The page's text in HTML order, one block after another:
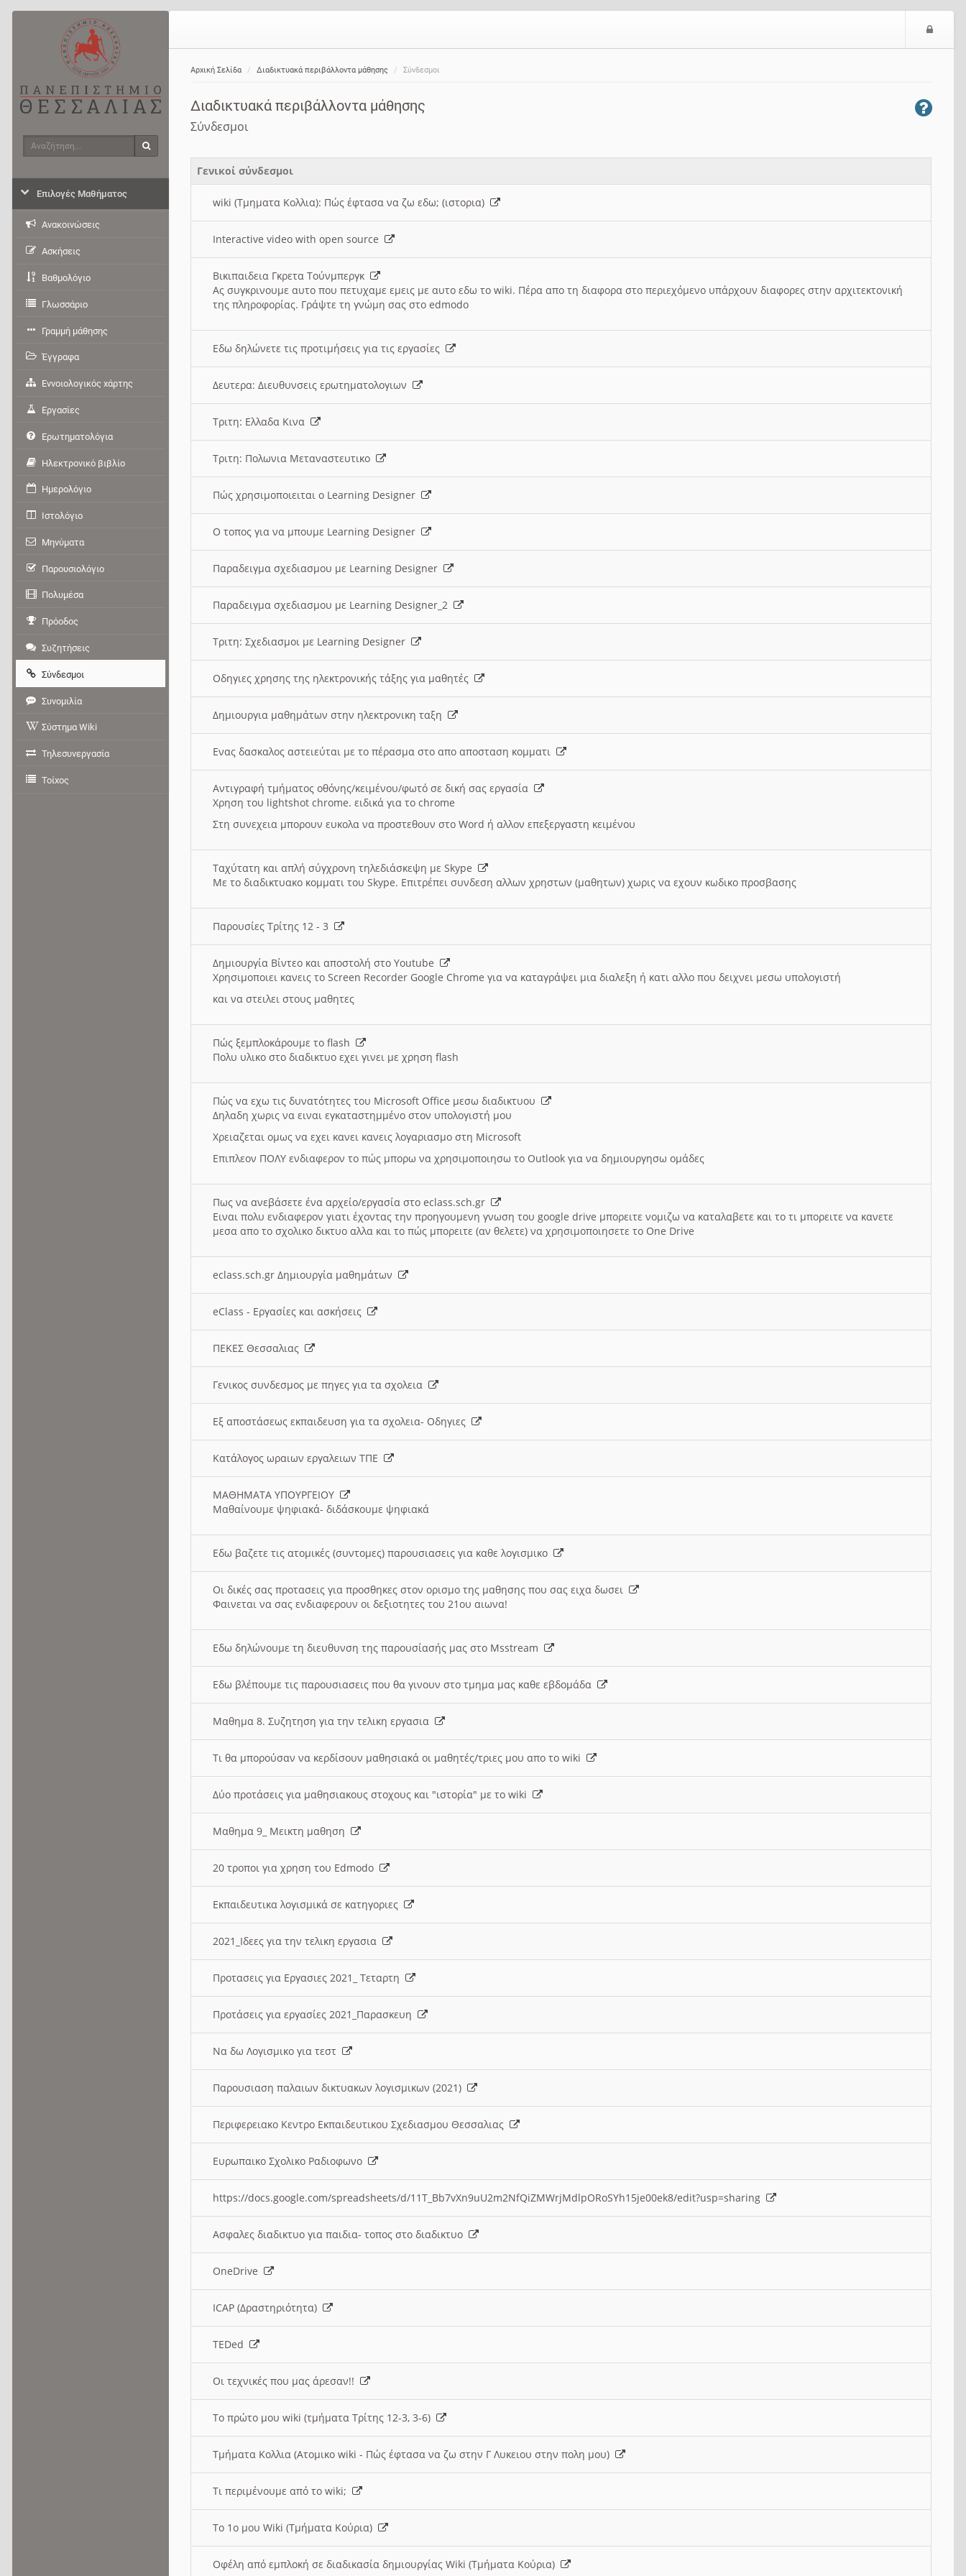
Αρχική Σελίδα Διαδικτυακά περιβάλλοντα μάθησης Σύνδεσμοι
Διαδικτυακά περιβάλλοντα μάθησης
Σύνδεσμοι
Γενικοί σύνδεσμοι
wiki (Τμηματα Κολλια): Πώς έφτασα να ζω εδω; (ιστορια)
Interactive video with open source
Βικιπαιδεια Γκρετα Τούνμπεργκ
Ας συγκρινουμε αυτο που πετυχαμε εμεις με αυτο εδω το wiki. Πέρα απο τη διαφορα στο περιεχόμενο υπάρχουν διαφορες στην αρχιτεκτονική
της πληροφορίας. Γράψτε τη γνώμη σας στο edmodo
Εδω δηλώνετε τις προτιμήσεις για τις εργασίες
Δευτερα: Διευθυνσεις ερωτηματολογιων
Τριτη: Ελλαδα Κινα
Τριτη: Πολωνια Μεταναστευτικο
Πώς χρησιμοποιειται ο Learning Designer
O τοπος για να μπουμε Learning Designer
Παραδειγμα σχεδιασμου με Learning Designer
Παραδειγμα σχεδιασμου με Learning Designer_2
Τριτη: Σχεδιασμοι με Learning Designer
Οδηγιες χρησης της ηλεκτρονικής τάξης για μαθητές
Δημιουργια μαθημάτων στην ηλεκτρονικη ταξη
Ενας δασκαλος αστειεύται με το πέρασμα στο απο αποσταση κομματι
Αντιγραφή τμήματος οθόνης/κειμένου/φωτό σε δική σας εργασία
Χρηση του lightshot chrome. ειδικά για το chrome
Στη συνεχεια μπορουν ευκολα να προστεθουν στο Word ή αλλον επεξεργαστη κειμένου
Ταχύτατη και απλή σύγχρονη τηλεδιάσκεψη με Skype
Με το διαδικτυακο κομματι του Skype. Επιτρέπει συνδεση αλλων χρηστων (μαθητων) χωρις να εχουν κωδικο προσβασης
Παρουσίες Τρίτης 12 - 3
Δημιουργία Βίντεο και αποστολή στο Youtube
Χρησιμοποιει κανεις το Screen Recorder Google Chrome για να καταγράψει μια διαλεξη ή κατι αλλο που δειχνει μεσω υπολογιστή
και να στειλει στους μαθητες
Πώς ξεμπλοκάρουμε το flash
Πολυ υλικο στο διαδικτυο εχει γινει με χρηση flash
Πώς να εχω τις δυνατότητες του Microsoft Office μεσω διαδικτυου
Δηλαδη χωρις να ειναι εγκαταστημμένο στον υπολογιστή μου
Χρειαζεται ομως να εχει κανει κανεις λογαριασμο στη Microsoft
Επιπλεον ΠΟΛΥ ενδιαφερον το πώς μπορω να χρησιμοποιησω το Outlook για να δημιουργησω ομάδες
Πως να ανεβάσετε ένα αρχείο/εργασία στο eclass.sch.gr
Ειναι πολυ ενδιαφερον γιατι έχοντας την προηγουμενη γνωση του google drive μπορειτε νομιζω να καταλαβετε και το τι μπορειτε να κανετε
μεσα απο το σχολικο δικτυο αλλα και το πώς μπορειτε (αν θελετε) να χρησιμοποιησετε το One Drive
eclass.sch.gr Δημιουργία μαθημάτων
eClass - Εργασίες και ασκήσεις
ΠΕΚΕΣ Θεσσαλιας
Γενικος συνδεσμος με πηγες για τα σχολεια
Εξ αποστάσεως εκπαιδευση για τα σχολεια- Οδηγιες
Κατάλογος ωραιων εργαλειων ΤΠΕ
ΜΑΘΗΜΑΤΑ ΥΠΟΥΡΓΕΙΟΥ
Μαθαίνουμε ψηφιακά- διδάσκουμε ψηφιακά
Εδω βαζετε τις ατομικές (συντομες) παρουσιασεις για καθε λογισμικο
Οι δικές σας προτασεις για προσθηκες στον ορισμο της μαθησης που σας ειχα δωσει
Φαινεται να σας ενδιαφερουν οι δεξιοτητες του 21ου αιωνα!
Εδω δηλώνουμε τη διευθυνση της παρουσίασής μας στο Msstream
Εδω βλέπουμε τις παρουσιασεις που θα γινουν στο τμημα μας καθε εβδομάδα
Μαθημα 8. Συζητηση για την τελικη εργασια
Τι θα μπορούσαν να κερδίσουν μαθησιακά οι μαθητές/τριες μου απο το wiki
Δύο προτάσεις για μαθησιακους στοχους και "ιστορία" με το wiki
Μαθημα 9_ Μεικτη μαθηση
20 τροποι για χρηση του Edmodo
Εκπαιδευτικα λογισμικά σε κατηγοριες
2021_Ιδεες για την τελικη εργασια
Προτασεις για Εργασιες 2021_ Τεταρτη
Προτάσεις για εργασίες 2021_Παρασκευη
Να δω Λογισμικο για τεστ
Παρουσιαση παλαιων δικτυακων λογισμικων (2021)
Περιφερειακο Κεντρο Εκπαιδευτικου Σχεδιασμου Θεσσαλιας
Ευρωπαικο Σχολικο Ραδιοφωνο
https://docs.google.com/spreadsheets/d/11T_Bb7vXn9uU2m2NfQiZMWrjMdlpORoSYh15je00ek8/edit?usp=sharing
Ασφαλες διαδικτυο για παιδια- τοπος στο διαδικτυο
OneDrive
ICAP (Δραστηριότητα)
TEDed
Οι τεχνικές που μας άρεσαν!!
Το πρώτο μου wiki (τμήματα Τρίτης 12-3, 3-6)
Τμήματα Κολλια (Ατομικο wiki - Πώς έφτασα να ζω στην Γ Λυκειου στην πολη μου)
Τι περιμένουμε από το wiki;
Το 1ο μου Wiki (Τμήματα Κούρια)
Οφέλη από εμπλοκή σε διαδικασία δημιουργίας Wiki (Τμήματα Κούρια)
Αναζήτηση
Επιλογές Μαθήματος
Ανακοινώσεις
Ασκήσεις
Βαθμολόγιο
Γλωσσάριο
Γραμμή μάθησης
Έγγραφα
Εννοιολογικός χάρτης
Εργασίες
Ερωτηματολόγια
Ηλεκτρονικό βιβλίο
Ημερολόγιο
Ιστολόγιο
Μηνύματα
Παρουσιολόγιο
Πολυμέσα
Πρόοδος
Συζητήσεις
Σύνδεσμοι
Συνομιλία
Σύστημα Wiki
Τηλεσυνεργασία
Τοίχος